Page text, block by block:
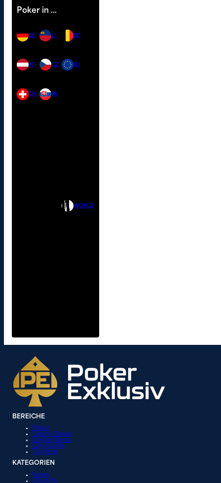
Poker in …
DE
AT
CH
LI
CZ
SK
BE
EU
WORLD
BEREICHE
Poker
Casino News
Online News
City Guide
Turniere
KATEGORIEN
News
Lifestyle